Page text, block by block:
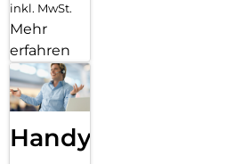
inkl. MwSt.
Mehr
erfahren
Handy